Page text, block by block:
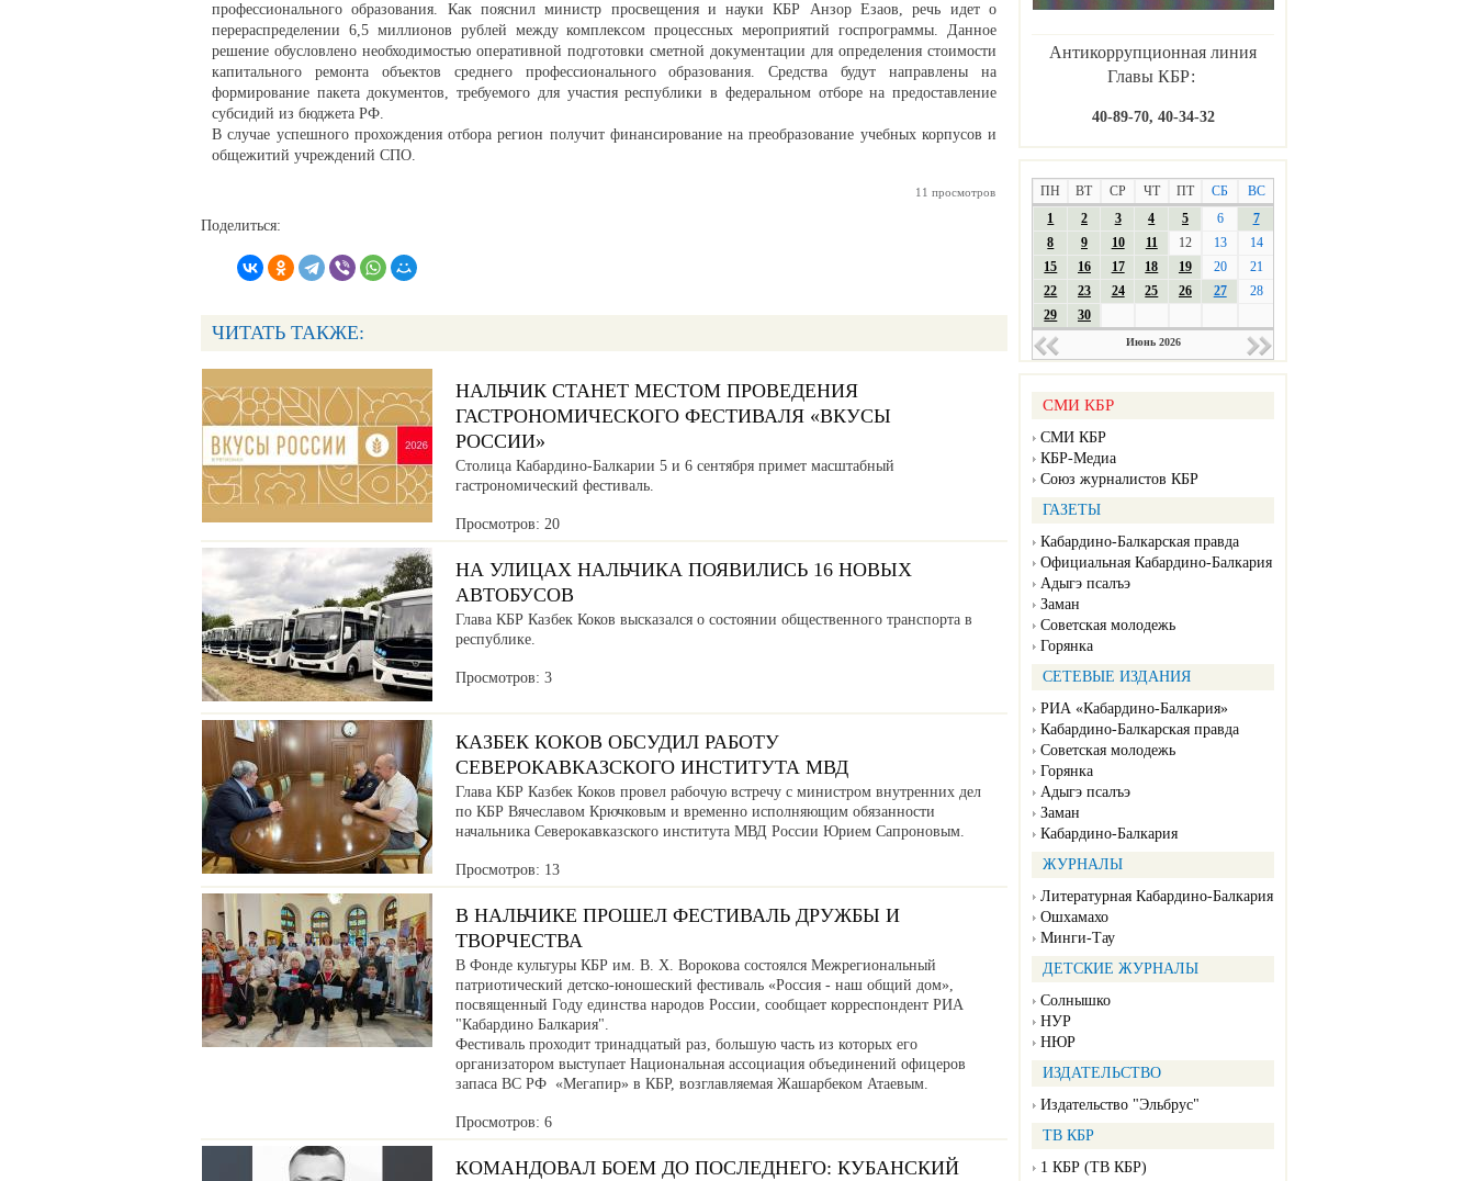
Антикоррупционная линия
Главы КБР:
40-89-70, 40-34-32
ПН ВТ СР ЧТ ПТ СБ
ВС
1
2 3 4 5 6
7
8
9 10 11 12 13
14
15
16 17 18 19 20
21
22
23 24 25 26 27
28
29
30
Июнь 2026
СМИ КБР
СМИ КБР
КБР-Медиа
Союз журналистов КБР
ГАЗЕТЫ
Кабардино-Балкарская правда
Официальная Кабардино-Балкария
Адыгэ псалъэ
Заман
Советская молодежь
Горянка
СЕТЕВЫЕ ИЗДАНИЯ
РИА «Кабардино-Балкария»
Кабардино-Балкарская правда
Советская молодежь
Горянка
Адыгэ псалъэ
Заман
Кабардино-Балкария
ЖУРНАЛЫ
Литературная Кабардино-Балкария
Ошхамахо
Минги-Тау
ДЕТСКИЕ ЖУРНАЛЫ
Солнышко
НУР
НЮР
ИЗДАТЕЛЬСТВО
Издательство "Эльбрус"
ТВ КБР
1 КБР (ТВ КБР)
профессионального образования. Как пояснил министр просвещения и науки КБР Анзор Езаов, речь идет о
перераспределении 6,5 миллионов рублей между комплексом процессных мероприятий госпрограммы. Данное
решение обусловлено необходимостью оперативной подготовки сметной документации для определения стоимости
капитального ремонта объектов среднего профессионального образования. Средства будут направлены на
формирование пакета документов, требуемого для участия республики в федеральном отборе на предоставление
субсидий из бюджета РФ.
В случае успешного прохождения отбора регион получит финансирование на преобразование учебных корпусов и
общежитий учреждений СПО.
11 просмотров
Поделиться:
ЧИТАТЬ ТАКЖЕ:
НАЛЬЧИК СТАНЕТ МЕСТОМ ПРОВЕДЕНИЯ
ГАСТРОНОМИЧЕСКОГО ФЕСТИВАЛЯ «ВКУСЫ
РОССИИ»
Столица Кабардино-Балкарии 5 и 6 сентября примет масштабный
гастрономический фестиваль.
Просмотров: 20
НА УЛИЦАХ НАЛЬЧИКА ПОЯВИЛИСЬ 16 НОВЫХ
АВТОБУСОВ
Глава КБР Казбек Коков высказался о состоянии общественного транспорта в
республике.
Просмотров: 3
КАЗБЕК КОКОВ ОБСУДИЛ РАБОТУ
СЕВЕРОКАВКАЗСКОГО ИНСТИТУТА МВД
Глава КБР Казбек Коков провел рабочую встречу с министром внутренних дел
по КБР Вячеславом Крючковым и временно исполняющим обязанности
начальника Северокавказского института МВД России Юрием Сапроновым.
Просмотров: 13
В НАЛЬЧИКЕ ПРОШЕЛ ФЕСТИВАЛЬ ДРУЖБЫ И
ТВОРЧЕСТВА
В Фонде культуры КБР им. В. Х. Ворокова состоялся Межрегиональный
патриотический детско-юношеский фестиваль «Россия - наш общий дом»,
посвященный Году единства народов России, сообщает корреспондент РИА
"Кабардино Балкария".
Фестиваль проходит тринадцатый раз, большую часть из которых его
организатором выступает Национальная ассоциация объединений офицеров
запаса ВС РФ «Мегапир» в КБР, возглавляемая Жашарбеком Атаевым.
Просмотров: 6
КОМАНДОВАЛ БОЕМ ДО ПОСЛЕДНЕГО: КУБАНСКИЙ